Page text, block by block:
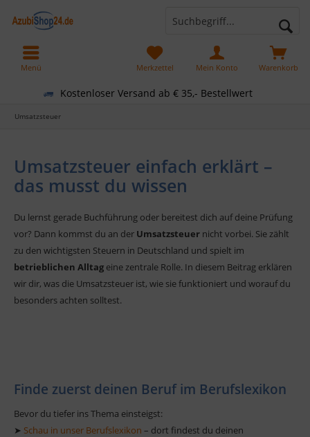
Kostenloser Versand ab € 35,- Bestellwert
Warenkorb
Merkzettel Mein Konto
Menü
Umsatzsteuer
Umsatzsteuer einfach erklärt –
das musst du wissen
Du lernst gerade Buchführung oder bereitest dich auf deine Prüfung
vor? Dann kommst du an der Umsatzsteuer nicht vorbei. Sie zählt
zu den wichtigsten Steuern in Deutschland und spielt im
betrieblichen Alltag eine zentrale Rolle. In diesem Beitrag erklären
wir dir, was die Umsatzsteuer ist, wie sie funktioniert und worauf du
besonders achten solltest.
Finde zuerst deinen Beruf im Berufslexikon
Bevor du tiefer ins Thema einsteigst:
➤ Schau in unser Berufslexikon – dort findest du deinen